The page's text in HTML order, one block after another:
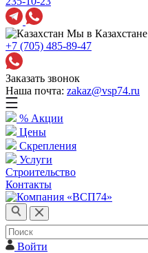
Мы в Казахстане
+7 (705) 485-89-47
Заказать звонок
Наша почта: zakaz@vsp74.ru
% Акции
Цены
Скрепления
Услуги
Строительство
Контакты
Войти